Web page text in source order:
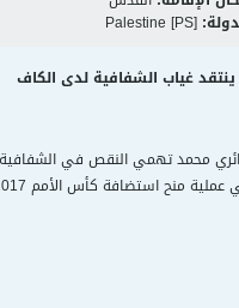
Palestine [PS]
ينتقد غياب الشفافية لدى الكاف
محمد تهمي النقص في